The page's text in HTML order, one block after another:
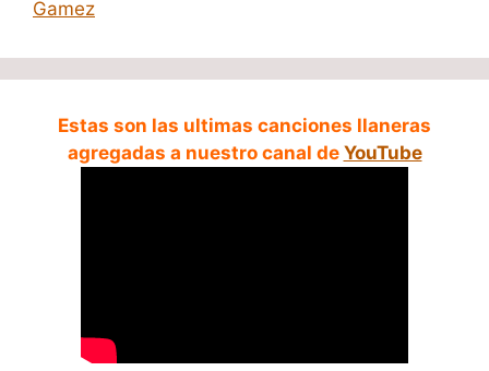
Gamez
Estas son las ultimas canciones llaneras
agregadas a nuestro canal de YouTube